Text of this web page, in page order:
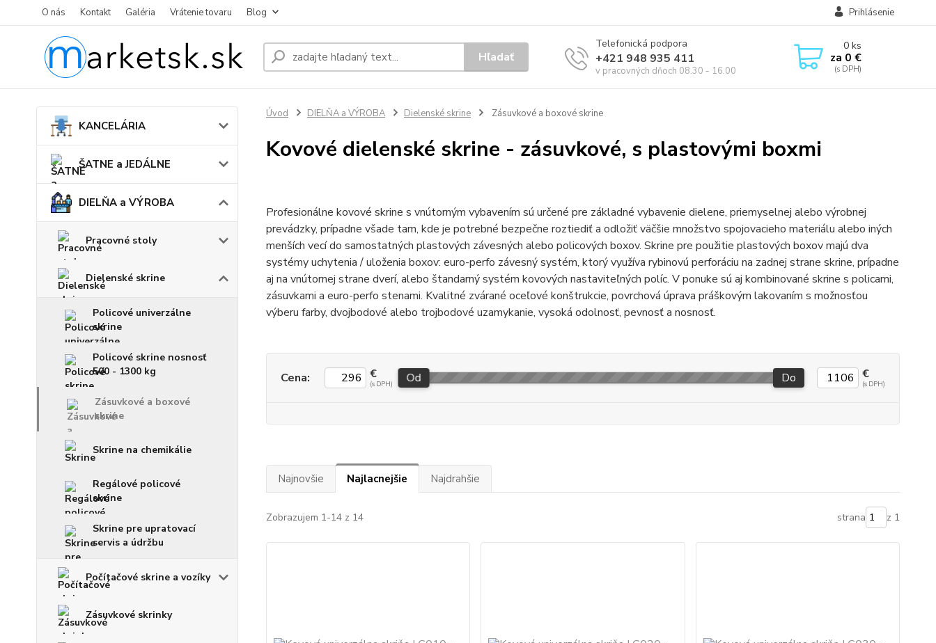
O nás Kontakt Galéria Vrátenie tovaru Blog Prihlásenie
Hľadať
Telefonická podpora
+421 948 935 411
v pracovných dňoch 08.30 - 16.00
0ks
za 0 €
KANCELÁRIA
ŠATNE a JEDÁLNE
DIELŇA a VÝROBA
Pracovné stoly
Dielenské skrine
Policové univerzálne
skrine
Policové skrine nosnosť
500 - 1300 kg
Zásuvkové a boxové
skrine
Skrine na chemikálie
Regálové policové
skrine
Skrine pre upratovací
servis a údržbu
Počítačové skrine a vozíky
Zásuvkové skrinky
Úvod DIELŇA a VÝROBA Dielenské skrine Zásuvkové a boxové skrine
Kovové dielenské skrine - zásuvkové, s plastovými boxmi
Profesionálne kovové skrine s vnútorným vybavením sú určené pre základné vybavenie dielene, priemyselnej alebo výrobnej
prevádzky, prípadne všade tam, kde je potrebné bezpečne roztiediť a odložiť väčšie množstvo spojovacieho materiálu alebo iných
menších vecí do samostatných plastových závesných alebo policových boxov. Skrine pre použitie plastových boxov majú dva
systémy uchytenia / uloženia boxov: euro-perfo závesný systém, ktorý využíva rybinovú perforáciu na zadnej strane skrine, prípadne
aj na vnútornej strane dverí, alebo štandarný systém kovových nastaviteľných políc. V ponuke sú aj kombinované skrine s policami,
zásuvkami a euro-perfo stenami. Kvalitné zvárané oceľové konštrukcie, povrchová úprava práškovým lakovaním s možnosťou
výberu farby, dvojbodové alebo trojbodové uzamykanie, vysoká odolnosť, pevnosť a nosnosť.
Cena: € Od Do €
Najnovšie Najlacnejšie Najdrahšie
Zobrazujem 1-14 z 14 strana z 1